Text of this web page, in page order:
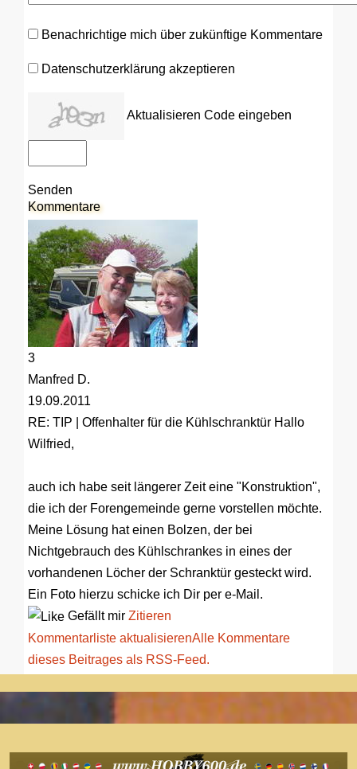
Benachrichtige mich über zukünftige Kommentare
Datenschutzerklärung akzeptieren
Aktualisieren Code eingeben
Senden
Kommentare
3
Manfred D.
19.09.2011
RE: TIP | Offenhalter für die Kühlschranktür Hallo
Wilfried,
auch ich habe seit längerer Zeit eine "Konstruktion",
die ich der Forengemeinde gerne vorstellen möchte.
Meine Lösung hat einen Bolzen, der bei
Nichtgebrauch des Kühlschrankes in eines der
vorhandenen Löcher der Schranktür gesteckt wird.
Ein Foto hierzu schicke ich Dir per e-Mail.
Gefällt mir Zitieren
Kommentarliste aktualisierenAlle Kommentare
dieses Beitrages als RSS-Feed.